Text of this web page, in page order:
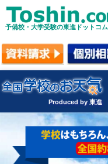
予備校・大学受験の東進ドットコム
Produced by 東進